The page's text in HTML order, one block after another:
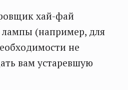
хай-фай
лампы (например, для
не
вам устаревшую